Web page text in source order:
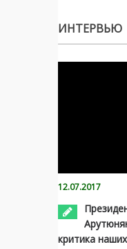
ИНТЕРВЬЮ
12.07.2017
критика